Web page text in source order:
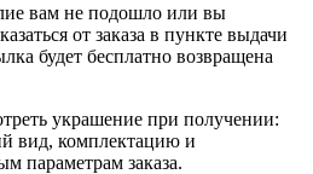
вам не подошло или вы
от заказа в пункте выдачи
будет бесплатно возвращена
украшение при получении:
вид, комплектацию и
параметрам заказа.